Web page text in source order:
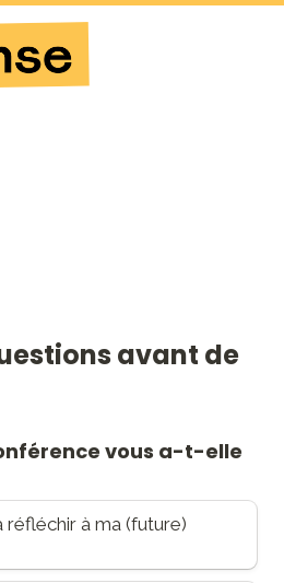
avant de
vous a-t-elle
à ma (future)